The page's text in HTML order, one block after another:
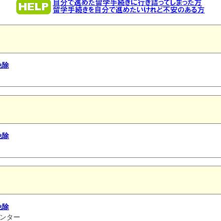
除
除
除
ター